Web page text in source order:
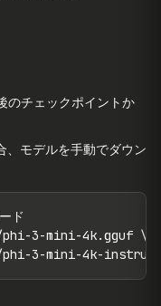
のチェックポイントか
、モデルを手動でダウン
ド
3-mini-4k.gguf \
3-mini-4k-